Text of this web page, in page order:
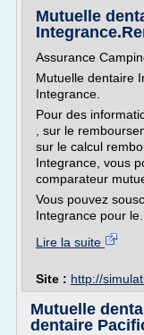
Mutuelle
Assurance
Mutuelle dentaire
Integrance.
Pour des
, sur le
sur le calcul
Integrance, vous
comparateur
Vous pouvez
Integrance pour le...
Lire la suite
Site : http://
Mutuelle
dentaire